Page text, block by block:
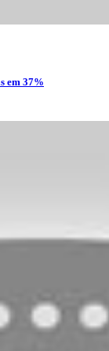
em 37%